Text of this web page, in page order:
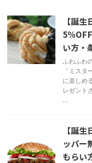
【誕
い方・
ふわふわ
「ミス
に楽しめ
レゼント
...
【誕
ッパー
もらい